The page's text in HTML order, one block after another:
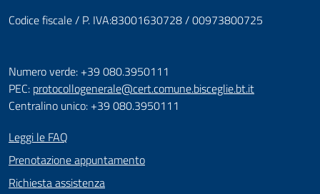
Codice fiscale / P. IVA:83001630728 / 00973800725
Numero verde: +39 080.3950111
PEC: protocollogenerale@cert.comune.bisceglie.bt.it
Centralino unico: +39 080.3950111
Leggi le FAQ
Prenotazione appuntamento
Richiesta assistenza